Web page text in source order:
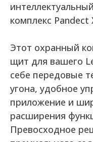
комплекс Pandect
Этот охранный
щит для вашего
себе передовые
угона, удобное
приложение и
расширения
Превосходное